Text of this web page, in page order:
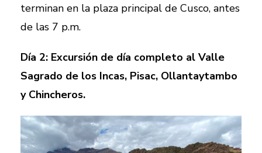
terminan en la plaza principal de Cusco, antes
de las 7 p.m.
Día 2: Excursión de día completo al Valle
Sagrado de los Incas, Pisac, Ollantaytambo
y Chincheros.